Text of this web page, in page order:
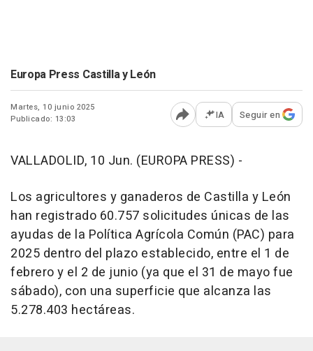
Europa Press Castilla y León
Martes, 10 junio 2025
Publicado: 13:03
Abrir opciones para
IA Seguir en
VALLADOLID, 10 Jun. (EUROPA PRESS) -
Los agricultores y ganaderos de Castilla y León
han registrado 60.757 solicitudes únicas de las
ayudas de la Política Agrícola Común (PAC) para
2025 dentro del plazo establecido, entre el 1 de
febrero y el 2 de junio (ya que el 31 de mayo fue
sábado), con una superficie que alcanza las
5.278.403 hectáreas.